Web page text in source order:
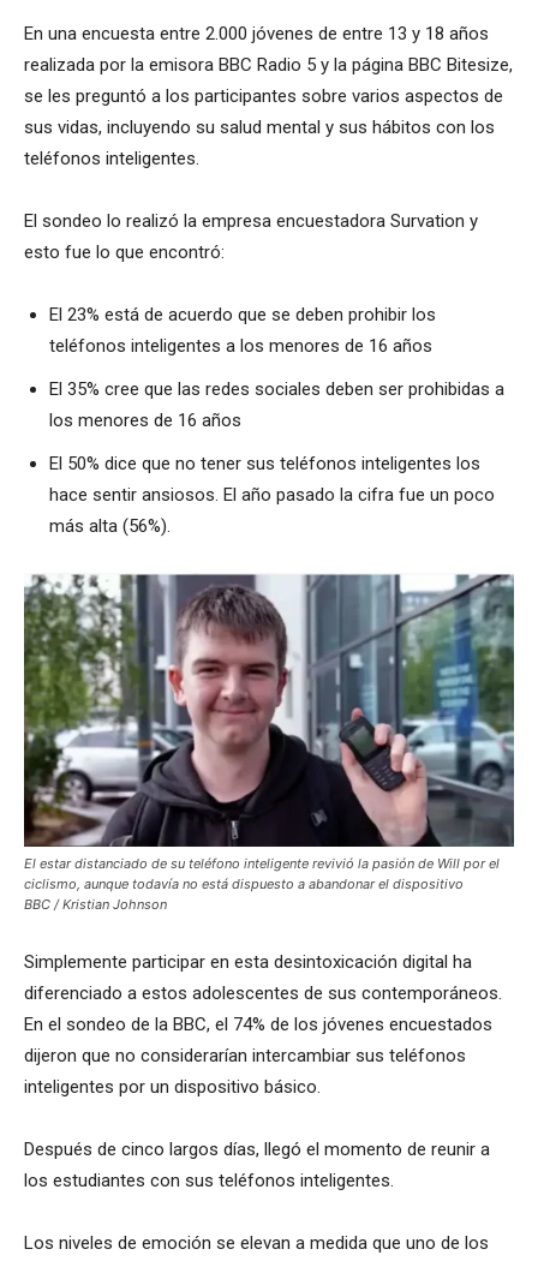
En una encuesta entre 2.000 jóvenes de entre 13 y 18 años
realizada por la emisora BBC Radio 5 y la página BBC Bitesize,
se les preguntó a los participantes sobre varios aspectos de
sus vidas, incluyendo su salud mental y sus hábitos con los
teléfonos inteligentes.
El sondeo lo realizó la empresa encuestadora Survation y
esto fue lo que encontró:
El 23% está de acuerdo que se deben prohibir los
teléfonos inteligentes a los menores de 16 años
El 35% cree que las redes sociales deben ser prohibidas a
los menores de 16 años
El 50% dice que no tener sus teléfonos inteligentes los
hace sentir ansiosos. El año pasado la cifra fue un poco
más alta (56%).
El estar distanciado de su teléfono inteligente revivió la pasión de Will por el
ciclismo, aunque todavía no está dispuesto a abandonar el dispositivo
BBC / Kristian Johnson
Simplemente participar en esta desintoxicación digital ha
diferenciado a estos adolescentes de sus contemporáneos.
En el sondeo de la BBC, el 74% de los jóvenes encuestados
dijeron que no considerarían intercambiar sus teléfonos
inteligentes por un dispositivo básico.
Después de cinco largos días, llegó el momento de reunir a
los estudiantes con sus teléfonos inteligentes.
Los niveles de emoción se elevan a medida que uno de los